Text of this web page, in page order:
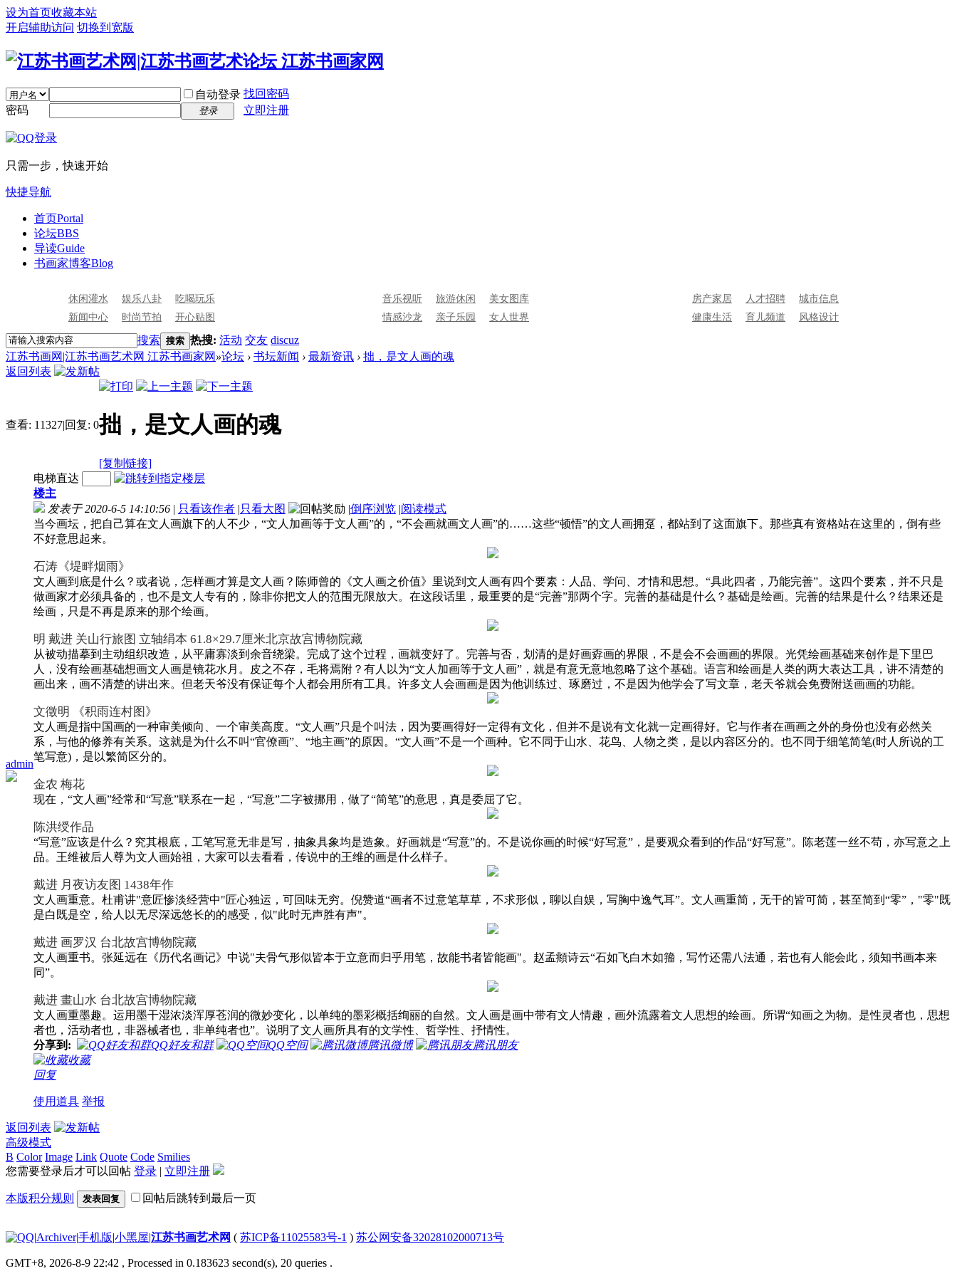
设为首页收藏本站
开启辅助访问 切换到宽版
自动登录 找回密码
密码
登录 立即注册
只需一步，快速开始
快捷导航
首页Portal
论坛BBS
导读Guide
书画家博客Blog
休闲灌水 娱乐八卦
吃喝玩乐
新闻中心
时尚节拍 开心贴图
音乐视听 旅游休闲
美女图库
情感沙龙
亲子乐园 女人世界
房产家居 人才招聘
城市信息
健康生活
育儿频道 风格设计
搜索 搜索 热搜: 活动 交友 discuz
江苏书画网|江苏书画艺术网 江苏书画家网 »论坛 › 书坛新闻 › 最新资讯 › 拙，是文人画的魂
返回列表
查看: 11327|回复: 0拙，是文人画的魂
[复制链接]
admin
电梯直达
楼主
发表于 2020-6-5 14:10:56 | 只看该作者 |只看大图 |倒序浏览 |阅读模式
当今画坛，把自己算在文人画旗下的人不少，“文人加画等于文人画”的，“不会画就画文人画”的……这些“顿悟”的文人画拥趸，都站到了这面旗下。那些真有资格站在这里的，倒有些
不好意思起来。
石涛《堤畔烟雨》
文人画到底是什么？或者说，怎样画才算是文人画？陈师曾的《文人画之价值》里说到文人画有四个要素：人品、学问、才情和思想。“具此四者，乃能完善”。这四个要素，并不只是
做画家才必须具备的，也不是文人专有的，除非你把文人的范围无限放大。在这段话里，最重要的是“完善”那两个字。完善的基础是什么？基础是绘画。完善的结果是什么？结果还是
绘画，只是不再是原来的那个绘画。
明 戴进 关山行旅图 立轴绢本 61.8×29.7厘米北京故宫博物院藏
从被动描摹到主动组织改造，从平庸寡淡到余音绕梁。完成了这个过程，画就变好了。完善与否，划清的是好画孬画的界限，不是会不会画画的界限。光凭绘画基础来创作是下里巴
人，没有绘画基础想画文人画是镜花水月。皮之不存，毛将焉附？有人以为“文人加画等于文人画”，就是有意无意地忽略了这个基础。语言和绘画是人类的两大表达工具，讲不清楚的
画出来，画不清楚的讲出来。但老天爷没有保证每个人都会用所有工具。许多文人会画画是因为他训练过、琢磨过，不是因为他学会了写文章，老天爷就会免费附送画画的功能。
文徵明 《积雨连村图》
文人画是指中国画的一种审美倾向、一个审美高度。“文人画”只是个叫法，因为要画得好一定得有文化，但并不是说有文化就一定画得好。它与作者在画画之外的身份也没有必然关
系，与他的修养有关系。这就是为什么不叫“官僚画”、“地主画”的原因。“文人画”不是一个画种。它不同于山水、花鸟、人物之类，是以内容区分的。也不同于细笔简笔(时人所说的工
笔写意)，是以繁简区分的。
金农 梅花
现在，“文人画”经常和“写意”联系在一起，“写意”二字被挪用，做了“简笔”的意思，真是委屈了它。
陈洪绶作品
“写意”应该是什么？究其根底，工笔写意无非是写，抽象具象均是造象。好画就是“写意”的。不是说你画的时候“好写意”，是要观众看到的作品“好写意”。陈老莲一丝不苟，亦写意之上
品。王维被后人尊为文人画始祖，大家可以去看看，传说中的王维的画是什么样子。
戴进 月夜访友图 1438年作
文人画重意。杜甫讲"意匠惨淡经营中"匠心独运，可回味无穷。倪赞道“画者不过意笔草草，不求形似，聊以自娱，写胸中逸气耳”。文人画重简，无干的皆可简，甚至简到“零”，"零"既
是白既是空，给人以无尽深远悠长的的感受，似"此时无声胜有声"。
戴进 画罗汉 台北故宫博物院藏
文人画重书。张延远在《历代名画记》中说"夫骨气形似皆本于立意而归乎用笔，故能书者皆能画"。赵孟頫诗云“石如飞白木如籀，写竹还需八法通，若也有人能会此，须知书画本来
同”。
戴进 畫山水 台北故宫博物院藏
文人画重墨趣。运用墨干湿浓淡浑厚苍润的微妙变化，以单纯的墨彩概括绚丽的自然。文人画是画中带有文人情趣，画外流露着文人思想的绘画。所谓“知画之为物。是性灵者也，思想
者也，活动者也，非器械者也，非单纯者也”。说明了文人画所具有的文学性、哲学性、抒情性。
分享到:
QQ好友和群 QQ空间 腾讯微博
腾讯朋友
收藏
回复
使用道具 举报
返回列表
高级模式
B Color Image Link Quote Code Smilies
您需要登录后才可以回帖 登录 | 立即注册
本版积分规则 发表回复 回帖后跳转到最后一页
|Archiver|手机版|小黑屋|江苏书画艺术网 ( 苏ICP备11025583号-1 ) 苏公网安备32028102000713号
GMT+8, 2026-8-9 22:42 , Processed in 0.183623 second(s), 20 queries .